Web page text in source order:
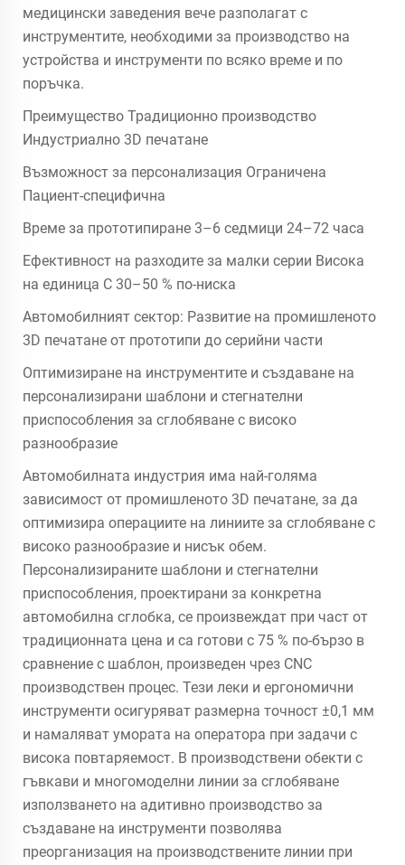
медицински заведения вече разполагат с
инструментите, необходими за производство на
устройства и инструменти по всяко време и по
поръчка.
Преимущество Традиционно производство
Индустриално 3D печатане
Възможност за персонализация Ограничена
Пациент-специфична
Време за прототипиране 3–6 седмици 24–72 часа
Ефективност на разходите за малки серии Висока
на единица С 30–50 % по-ниска
Автомобилният сектор: Развитие на промишленото
3D печатане от прототипи до серийни части
Оптимизиране на инструментите и създаване на
персонализирани шаблони и стегнателни
приспособления за сглобяване с високо
разнообразие
Автомобилната индустрия има най-голяма
зависимост от промишленото 3D печатане, за да
оптимизира операциите на линиите за сглобяване с
високо разнообразие и нисък обем.
Персонализираните шаблони и стегнателни
приспособления, проектирани за конкретна
автомобилна сглобка, се произвеждат при част от
традиционната цена и са готови с 75 % по-бързо в
сравнение с шаблон, произведен чрез CNC
производствен процес. Тези леки и ергономични
инструменти осигуряват размерна точност ±0,1 мм
и намаляват умората на оператора при задачи с
висока повтаряемост. В производствени обекти с
гъвкави и многомоделни линии за сглобяване
използването на адитивно производство за
създаване на инструменти позволява
преорганизация на производствените линии при